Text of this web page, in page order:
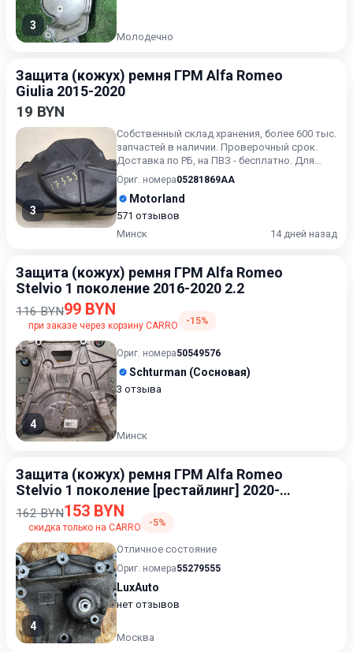
3
Молодечно
Защита (кожух) ремня ГРМ Alfa Romeo
Giulia 2015-2020
19 BYN
3
Собственный склад хранения, более 600 тыс.
запчастей в наличии. Проверочный срок.
Доставка по РБ, на ПВЗ - бесплатно. Для
получения актуальн...
Ориг. номера05281869AA
Motorland
571 отзывов
Минск
14 дней назад
Защита (кожух) ремня ГРМ Alfa Romeo
Stelvio 1 поколение 2016-2020 2.2
116 BYN99 BYN
при заказе через корзину CARRO -15%
4
Ориг. номера50549576
Schturman (Сосновая)
3 отзыва
Минск
Защита (кожух) ремня ГРМ Alfa Romeo
Stelvio 1 поколение [рестайлинг] 2020-
2023
162 BYN153 BYN
скидка только на CARRO -5%
4
Отличное состояние
Ориг. номера55279555
LuxAuto
нет отзывов
Москва